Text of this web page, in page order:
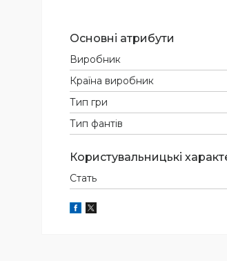
Основні атрибути
Виробник
Країна виробник
Тип гри
Тип фантів
Користувальницькі
Стать